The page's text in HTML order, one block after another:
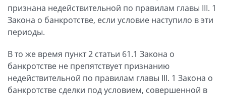
признана недействительной по правилам главы III. 1
Закона о банкротстве, если условие наступило в эти
периоды.
В то же время пункт 2 статьи 61.1 Закона о
банкротстве не препятствует признанию
недействительной по правилам главы III. 1 Закона о
банкротстве сделки под условием, совершенной в